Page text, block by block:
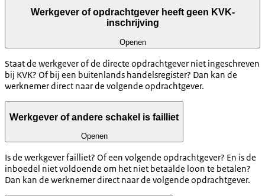
Werkgever of opdrachtgever heeft geen KVK-
inschrijving
Openen
Staat de werkgever of de directe opdrachtgever niet ingeschreven
bij KVK? Of bij een buitenlands handelsregister? Dan kan de
werknemer direct naar de volgende opdrachtgever.
Werkgever of andere schakel is failliet
Openen
Is de werkgever failliet? Of een volgende opdrachtgever? En is de
inboedel niet voldoende om het niet betaalde loon te betalen?
Dan kan de werknemer direct naar de volgende opdrachtgever.